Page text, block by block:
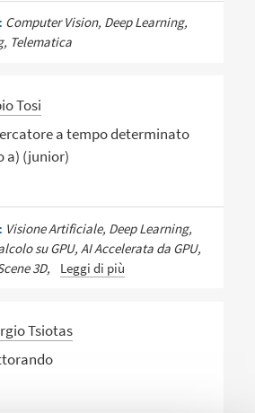
Computer Vision, Deep Learning,
Telematica
Tosi
a tempo determinato
a) (junior)
Visione Artificiale, Deep Learning,
su GPU, AI Accelerata da GPU,
3D,
Leggi di più
Tsiotas